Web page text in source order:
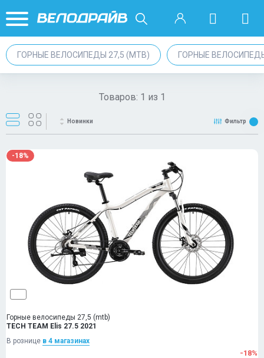
ГОРНЫЕ ВЕЛОСИПЕДЫ 27,5 (MTB) ГОРНЫЕ
Товаров: 1 из 1
Новинки Фильтр
-18%
Горные велосипеды 27,5 (mtb)
TECH TEAM Elis 27.5 2021
В рознице в 4 магазинах
-18%